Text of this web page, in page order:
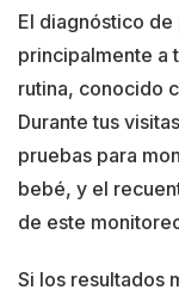
El diagnóstico
principalmente a
rutina, conocido
Durante tus
pruebas para
bebé, y el
de este
Si los resultados